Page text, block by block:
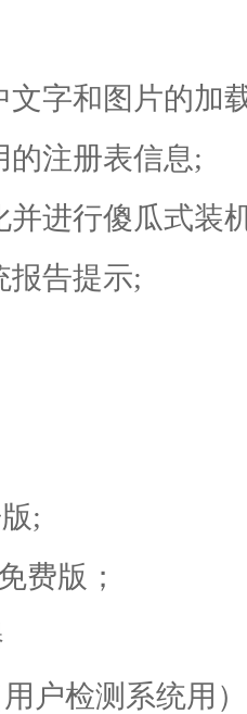
文字和图片的加
的注册表信息;
并进行傻瓜式装
报告提示;
;
费版；
户检测系统用）